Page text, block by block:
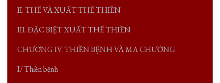
II. THẾ VÀ XUẤT THẾ THIỀN
III. ĐẶC BIỆT XUẤT THẾ THIỀN
CHƯƠNG IV. THIỀN BỆNH VÀ MA CHƯỚNG
I/ Thiền bệnh